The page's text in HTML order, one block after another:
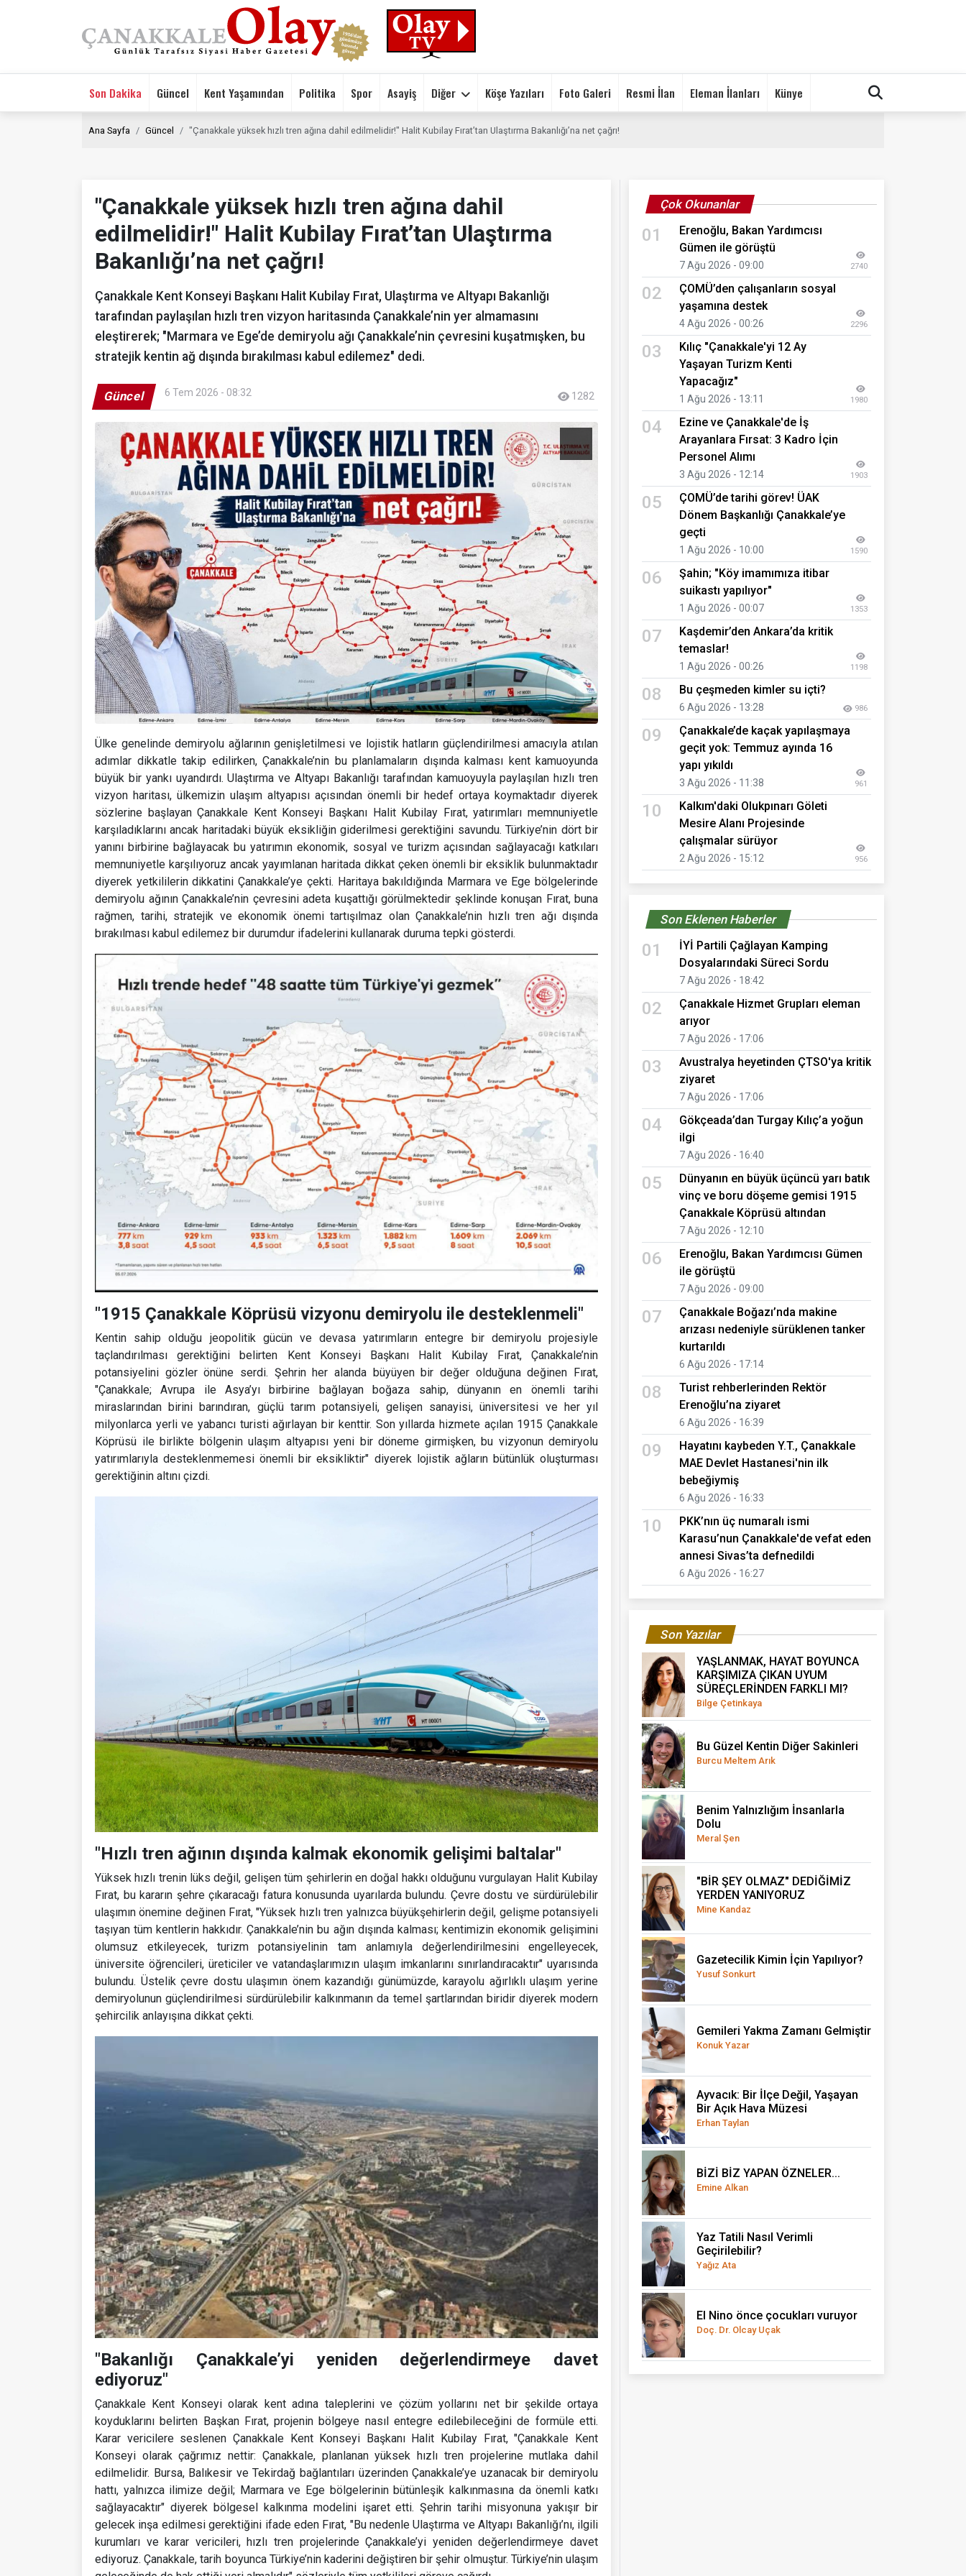
Son Dakika Güncel Kent Yaşamından Politika Spor Asayiş Diğer Köşe Yazıları Foto Galeri Resmi İlan Eleman İlanları Künye
Ana Sayfa Güncel "Çanakkale yüksek hızlı tren ağına dahil edilmelidir!" Halit Kubilay Fırat’tan Ulaştırma Bakanlığı’na net çağrı!
"Çanakkale yüksek hızlı tren ağına dahil
edilmelidir!" Halit Kubilay Fırat’tan Ulaştırma
Bakanlığı’na net çağrı!
Çanakkale Kent Konseyi Başkanı Halit Kubilay Fırat, Ulaştırma ve Altyapı Bakanlığı
tarafından paylaşılan hızlı tren vizyon haritasında Çanakkale’nin yer almamasını
eleştirerek; "Marmara ve Ege’de demiryolu ağı Çanakkale’nin çevresini kuşatmışken, bu
stratejik kentin ağ dışında bırakılması kabul edilemez" dedi.
Güncel 6 Tem 2026 - 08:32 1282
Ülke genelinde demiryolu ağlarının genişletilmesi ve lojistik hatların güçlendirilmesi amacıyla atılan
adımlar dikkatle takip edilirken, Çanakkale’nin bu planlamaların dışında kalması kent kamuoyunda
büyük bir yankı uyandırdı. Ulaştırma ve Altyapı Bakanlığı tarafından kamuoyuyla paylaşılan hızlı tren
vizyon haritası, ülkemizin ulaşım altyapısı açısından önemli bir hedef ortaya koymaktadır diyerek
sözlerine başlayan Çanakkale Kent Konseyi Başkanı Halit Kubilay Fırat, yatırımları memnuniyetle
karşıladıklarını ancak haritadaki büyük eksikliğin giderilmesi gerektiğini savundu. Türkiye’nin dört bir
yanını birbirine bağlayacak bu yatırımın ekonomik, sosyal ve turizm açısından sağlayacağı katkıları
memnuniyetle karşılıyoruz ancak yayımlanan haritada dikkat çeken önemli bir eksiklik bulunmaktadır
diyerek yetkililerin dikkatini Çanakkale’ye çekti. Haritaya bakıldığında Marmara ve Ege bölgelerinde
demiryolu ağının Çanakkale’nin çevresini adeta kuşattığı görülmektedir şeklinde konuşan Fırat, buna
rağmen, tarihi, stratejik ve ekonomik önemi tartışılmaz olan Çanakkale’nin hızlı tren ağı dışında
bırakılması kabul edilemez bir durumdur ifadelerini kullanarak duruma tepki gösterdi.
"1915 Çanakkale Köprüsü vizyonu demiryolu ile desteklenmeli"
Kentin sahip olduğu jeopolitik gücün ve devasa yatırımların entegre bir demiryolu projesiyle
taçlandırılması gerektiğini belirten Kent Konseyi Başkanı Halit Kubilay Fırat, Çanakkale’nin
potansiyelini gözler önüne serdi. Şehrin her alanda büyüyen bir değer olduğuna değinen Fırat,
"Çanakkale; Avrupa ile Asya’yı birbirine bağlayan boğaza sahip, dünyanın en önemli tarihi
miraslarından birini barındıran, güçlü tarım potansiyeli, gelişen sanayisi, üniversitesi ve her yıl
milyonlarca yerli ve yabancı turisti ağırlayan bir kenttir. Son yıllarda hizmete açılan 1915 Çanakkale
Köprüsü ile birlikte bölgenin ulaşım altyapısı yeni bir döneme girmişken, bu vizyonun demiryolu
yatırımlarıyla desteklenmemesi önemli bir eksikliktir" diyerek lojistik ağların bütünlük oluşturması
gerektiğinin altını çizdi.
"Hızlı tren ağının dışında kalmak ekonomik gelişimi baltalar"
Yüksek hızlı trenin lüks değil, gelişen tüm şehirlerin en doğal hakkı olduğunu vurgulayan Halit Kubilay
Fırat, bu kararın şehre çıkaracağı fatura konusunda uyarılarda bulundu. Çevre dostu ve sürdürülebilir
ulaşımın önemine değinen Fırat, "Yüksek hızlı tren yalnızca büyükşehirlerin değil, gelişme potansiyeli
taşıyan tüm kentlerin hakkıdır. Çanakkale’nin bu ağın dışında kalması; kentimizin ekonomik gelişimini
olumsuz etkileyecek, turizm potansiyelinin tam anlamıyla değerlendirilmesini engelleyecek,
üniversite öğrencileri, üreticiler ve vatandaşlarımızın ulaşım imkanlarını sınırlandıracaktır" uyarısında
bulundu. Üstelik çevre dostu ulaşımın önem kazandığı günümüzde, karayolu ağırlıklı ulaşım yerine
demiryolunun güçlendirilmesi sürdürülebilir kalkınmanın da temel şartlarından biridir diyerek modern
şehircilik anlayışına dikkat çekti.
"Bakanlığı Çanakkale’yi yeniden değerlendirmeye davet
ediyoruz"
Çanakkale Kent Konseyi olarak kent adına taleplerini ve çözüm yollarını net bir şekilde ortaya
koyduklarını belirten Başkan Fırat, projenin bölgeye nasıl entegre edilebileceğini de formüle etti.
Karar vericilere seslenen Çanakkale Kent Konseyi Başkanı Halit Kubilay Fırat, "Çanakkale Kent
Konseyi olarak çağrımız nettir: Çanakkale, planlanan yüksek hızlı tren projelerine mutlaka dahil
edilmelidir. Bursa, Balıkesir ve Tekirdağ bağlantıları üzerinden Çanakkale’ye uzanacak bir demiryolu
hattı, yalnızca ilimize değil; Marmara ve Ege bölgelerinin bütünleşik kalkınmasına da önemli katkı
sağlayacaktır" diyerek bölgesel kalkınma modelini işaret etti. Şehrin tarihi misyonuna yakışır bir
gelecek inşa edilmesi gerektiğini ifade eden Fırat, "Bu nedenle Ulaştırma ve Altyapı Bakanlığı’nı, ilgili
kurumları ve karar vericileri, hızlı tren projelerinde Çanakkale’yi yeniden değerlendirmeye davet
ediyoruz. Çanakkale, tarih boyunca Türkiye’nin kaderini değiştiren bir şehir olmuştur. Türkiye’nin ulaşım
Çok Okunanlar
01
Erenoğlu, Bakan Yardımcısı
Gümen ile görüştü
7 Ağu 2026 - 09:00 2740
02
ÇOMÜ’den çalışanların sosyal
yaşamına destek
4 Ağu 2026 - 00:26 2296
03
Kılıç "Çanakkale'yi 12 Ay
Yaşayan Turizm Kenti
Yapacağız"
1 Ağu 2026 - 13:11 1980
04
Ezine ve Çanakkale'de İş
Arayanlara Fırsat: 3 Kadro İçin
Personel Alımı
3 Ağu 2026 - 12:14 1903
05
ÇOMÜ’de tarihi görev! ÜAK
Dönem Başkanlığı Çanakkale’ye
geçti
1 Ağu 2026 - 10:00 1590
06
Şahin; "Köy imamımıza itibar
suikastı yapılıyor"
1 Ağu 2026 - 00:07 1353
07
Kaşdemir’den Ankara’da kritik
temaslar!
1 Ağu 2026 - 00:26 1198
08 Bu çeşmeden kimler su içti?
6 Ağu 2026 - 13:28 986
09
Çanakkale’de kaçak yapılaşmaya
geçit yok: Temmuz ayında 16
yapı yıkıldı
3 Ağu 2026 - 11:38 961
10
Kalkım'daki Olukpınarı Göleti
Mesire Alanı Projesinde
çalışmalar sürüyor
2 Ağu 2026 - 15:12 956
Son Eklenen Haberler
01
İYİ Partili Çağlayan Kamping
Dosyalarındaki Süreci Sordu
7 Ağu 2026 - 18:42
02
Çanakkale Hizmet Grupları eleman
arıyor
7 Ağu 2026 - 17:06
03
Avustralya heyetinden ÇTSO'ya kritik
ziyaret
7 Ağu 2026 - 17:06
04
Gökçeada’dan Turgay Kılıç’a yoğun
ilgi
7 Ağu 2026 - 16:40
05
Dünyanın en büyük üçüncü yarı batık
vinç ve boru döşeme gemisi 1915
Çanakkale Köprüsü altından
7 Ağu 2026 - 12:10
06
Erenoğlu, Bakan Yardımcısı Gümen
ile görüştü
7 Ağu 2026 - 09:00
07
Çanakkale Boğazı’nda makine
arızası nedeniyle sürüklenen tanker
kurtarıldı
6 Ağu 2026 - 17:14
08
Turist rehberlerinden Rektör
Erenoğlu’na ziyaret
6 Ağu 2026 - 16:39
09
Hayatını kaybeden Y.T., Çanakkale
MAE Devlet Hastanesi'nin ilk
bebeğiymiş
6 Ağu 2026 - 16:33
10
PKK’nın üç numaralı ismi
Karasu’nun Çanakkale'de vefat eden
annesi Sivas’ta defnedildi
6 Ağu 2026 - 16:27
Son Yazılar
YAŞLANMAK, HAYAT BOYUNCA
KARŞIMIZA ÇIKAN UYUM
SÜREÇLERİNDEN FARKLI MI?
Bilge Çetinkaya
Bu Güzel Kentin Diğer Sakinleri
Burcu Meltem Arık
Benim Yalnızlığım İnsanlarla
Dolu
Meral Şen
"BİR ŞEY OLMAZ" DEDİĞİMİZ
YERDEN YANIYORUZ
Mine Kandaz
Gazetecilik Kimin İçin Yapılıyor?
Yusuf Sonkurt
Gemileri Yakma Zamanı Gelmiştir
Konuk Yazar
Ayvacık: Bir İlçe Değil, Yaşayan
Bir Açık Hava Müzesi
Erhan Taylan
BİZİ BİZ YAPAN ÖZNELER...
Emine Alkan
Yaz Tatili Nasıl Verimli
Geçirilebilir?
Yağız Ata
El Nino önce çocukları vuruyor
Doç. Dr. Olcay Uçak